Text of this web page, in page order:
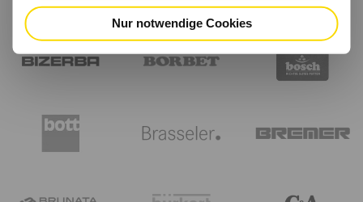
Nur notwendige Cookies